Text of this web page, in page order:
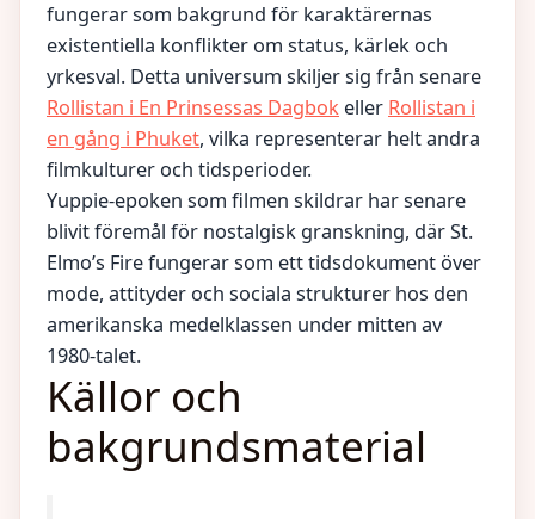
fungerar som bakgrund för karaktärernas
existentiella konflikter om status, kärlek och
yrkesval. Detta universum skiljer sig från senare
Rollistan i En Prinsessas Dagbok eller Rollistan i
en gång i Phuket, vilka representerar helt andra
filmkulturer och tidsperioder.
Yuppie-epoken som filmen skildrar har senare
blivit föremål för nostalgisk granskning, där St.
Elmo’s Fire fungerar som ett tidsdokument över
mode, attityder och sociala strukturer hos den
amerikanska medelklassen under mitten av
1980-talet.
Källor och
bakgrundsmaterial